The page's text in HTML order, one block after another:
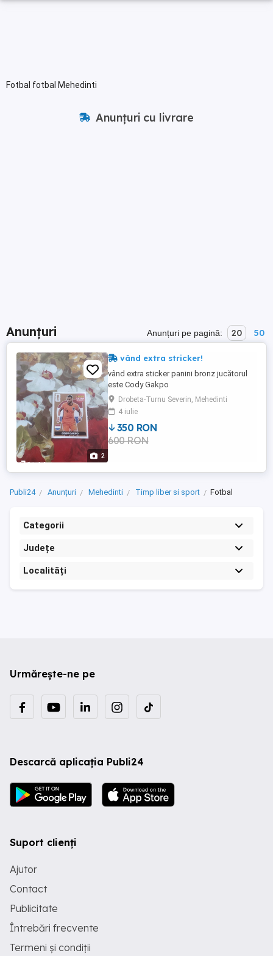
Fotbal fotbal Mehedinti
Anunțuri cu livrare
Anunțuri Anunțuri pe pagină: 20 50
2
vând extra stricker!
vând extra sticker panini bronz jucătorul
este Cody Gakpo
Drobeta-Turnu Severin, Mehedinti
4 iulie
350 RON
600 RON
Publi24 Anunțuri Mehedinti Timp liber si sport Fotbal
Categorii
Județe
Localități
Urmărește-ne pe
Descarcă aplicația Publi24
Suport clienți
Ajutor
Contact
Publicitate
Întrebări frecvente
Termeni și condiții